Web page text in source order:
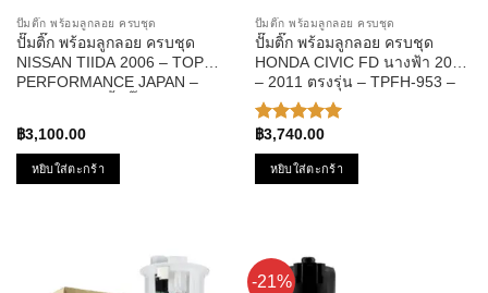
ปั๊มติ๊ก พร้อมลูกลอย ครบชุด
ปั๊มติ๊ก พร้อมลูกลอย ครบชุด
NISSAN TIIDA 2006 – TOP
PERFORMANCE JAPAN –
฿3,100.00
หยิบใส่ตะกร้า
ปั๊มติ๊ก พร้อมลูกลอย ครบชุด
ปั๊มติ๊ก พร้อมลูกลอย ครบชุด
HONDA CIVIC FD นางฟ้า 2006
– 2011 ตรงรุ่น – TPFH-953 –
TOP PERFORMANCE JAPAN
– ปั๊มติก ซีวิค
ให้คะแนน
5.00ตั้งแต่
1-5
คะแนน
฿3,740.00
หยิบใส่ตะกร้า
-21%